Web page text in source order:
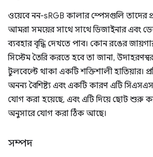
ওয়েবে নন-sRGB কালার স্পেসগুলি তাদের
আমরা সময়ের সাথে সাথে ডিজাইনার এবং
ব্যবহার বৃদ্ধি দেখতে পাব। কোন রঙের
সিস্টেম তৈরি করতে হবে তা জানা,
টুলবেল্টে থাকা একটি শক্তিশালী হাতিয়ার।
অনন্য বৈশিষ্ট্য এবং একটি কারণ এটি
যোগ করা হয়েছে, এবং এটি দিয়ে ছোট শুরু
অনুসারে যোগ করা ঠিক আছে।
সম্পদ